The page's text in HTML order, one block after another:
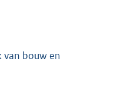
van bouw en